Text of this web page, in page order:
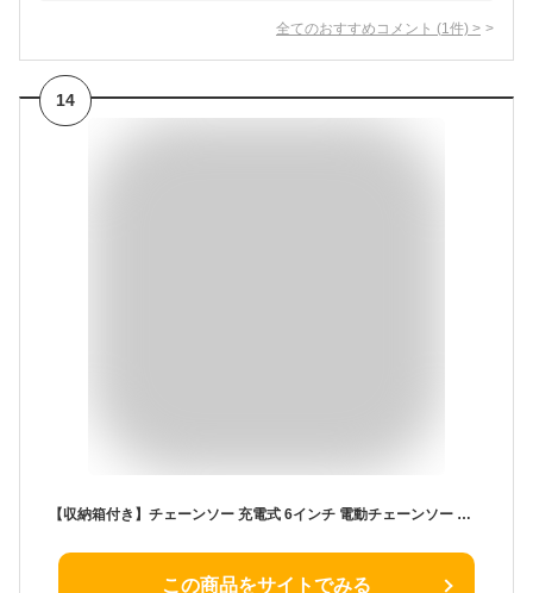
全てのおすすめコメント (1 件) >
14
【収納箱付き】チェーンソー 充電式 6インチ 電動チェーンソー 小型チェーンソー コードレス 21V 2.0Ah 電動のこぎり 電動ノコギリ ミニチェンソー 家庭用 女性 軽量 片手 強力 木工切断 枝切り 薪作り 取り付け工具不要
この商品をサイトでみる